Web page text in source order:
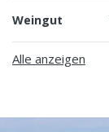
Weingut
Alle anzeigen